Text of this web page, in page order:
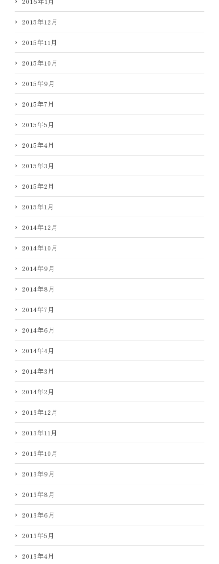
2015年12月
2015年11月
2015年10月
2015年9月
2015年7月
2015年5月
2015年4月
2015年3月
2015年2月
2015年1月
2014年12月
2014年10月
2014年9月
2014年8月
2014年7月
2014年6月
2014年4月
2014年3月
2014年2月
2013年12月
2013年11月
2013年10月
2013年9月
2013年8月
2013年6月
2013年5月
2013年4月